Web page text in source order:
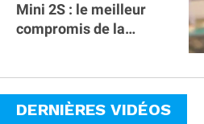
Mini 2S : le meilleur
compromis de la
DERNIÈRES VIDÉOS